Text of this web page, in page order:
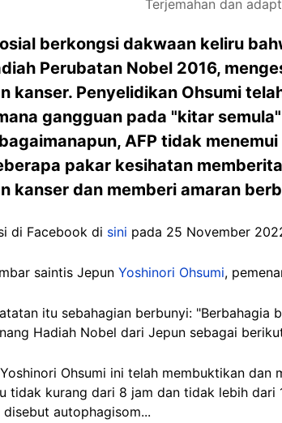
Terjemahan dan
berkongsi dakwaan keliru
Perubatan Nobel 2016,
kanser. Penyelidikan Ohsumi
gangguan pada "kitar
AFP tidak
pakar kesihatan
kanser dan memberi amaran
di Facebook di sini pada 25 November
saintis Jepun Yoshinori Ohsumi,
itu sebahagian berbunyi: "Berbahagia
Hadiah Nobel dari Jepun sebagai
Ohsumi ini telah membuktikan dan
tidak kurang dari 8 jam dan tidak lebih
autophagisom...